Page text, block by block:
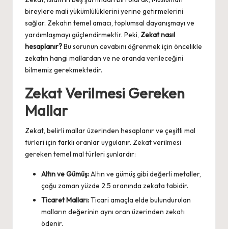
bireylere mali yükümlülüklerini yerine getirmelerini
sağlar. Zekatın temel amacı, toplumsal dayanışmayı ve
yardımlaşmayı güçlendirmektir. Peki, Zekat nasıl
hesaplanır?Bu sorunun cevabını öğrenmek için öncelikle
zekatın hangi mallardan ve ne oranda verileceğini
bilmemiz gerekmektedir.
Zekat Verilmesi Gereken
Mallar
Zekat, belirli mallar üzerinden hesaplanır ve çeşitli mal
türleri için farklı oranlar uygulanır. Zekat verilmesi
gereken temel mal türleri şunlardır:
Altın ve Gümüş:Altın ve gümüş gibi değerli metaller,
çoğu zaman yüzde 2.5 oranında zekata tabidir.
Ticaret Malları:Ticari amaçla elde bulundurulan
malların değerinin aynı oran üzerinden zekatı
ödenir.